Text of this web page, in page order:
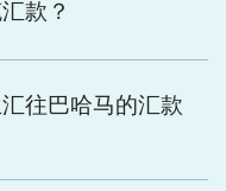
款？
往巴哈马的汇款